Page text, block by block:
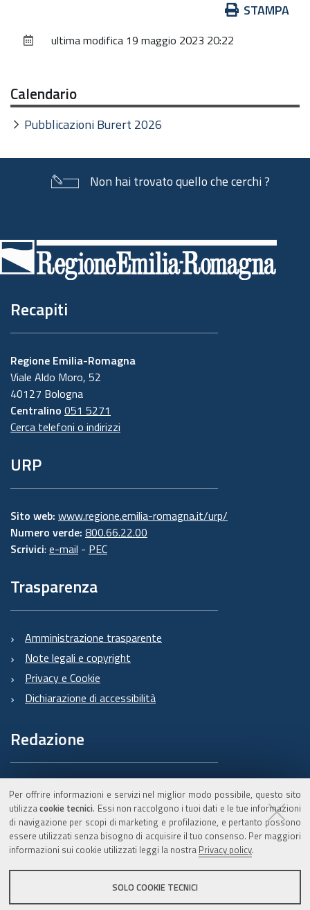
Per offrire informazioni e servizi nel miglior modo possibile, questo sito
utilizzacookie tecnici. Essi non raccolgono i tuoi dati e le tue informazioni
di navigazione per scopi di marketing e profilazione, e pertanto possono
essere utilizzati senza bisogno di acquisire il tuo consenso. Per maggiori
informazioni sui cookie utilizzati leggi la nostra Privacy policy.
SOLO COOKIE TECNICI
documento
STAMPA
ultima modifica 19 maggio 2023 20:22
Calendario
Pubblicazioni Burert 2026
Non hai trovato quello che cerchi ?
di
pagina
Recapiti
Regione Emilia-Romagna
Viale Aldo Moro, 52
40127 Bologna
Centralino 051 5271
Cerca telefoni o indirizzi
URP
Sito web: www.regione.emilia-romagna.it/urp/
Numero verde: 800.66.22.00
Scrivici: e-mail - PEC
Trasparenza
Amministrazione trasparente
Note legali e copyright
Privacy e Cookie
Dichiarazione di accessibilità
Redazione
Informazioni sul Burert
e contatti
C.F. 800.625.903.79